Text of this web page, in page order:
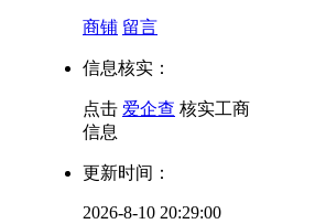
商铺 留言
信息核实：
点击 爱企查 核实工商
信息
更新时间：
2026-8-10 20:29:00